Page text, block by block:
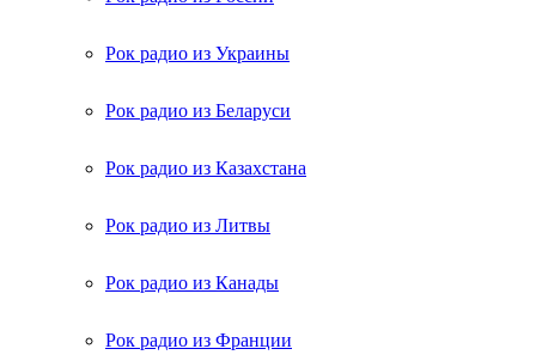
Рок радио из Украины
Рок радио из Беларуси
Рок радио из Казахстана
Рок радио из Литвы
Рок радио из Канады
Рок радио из Франции